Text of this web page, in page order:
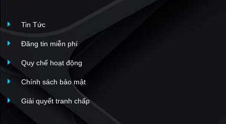
Tin Tức
Đăng tin miễn phí
Quy chế hoạt động
Chính sách bảo mật
Giải quyết tranh chấp